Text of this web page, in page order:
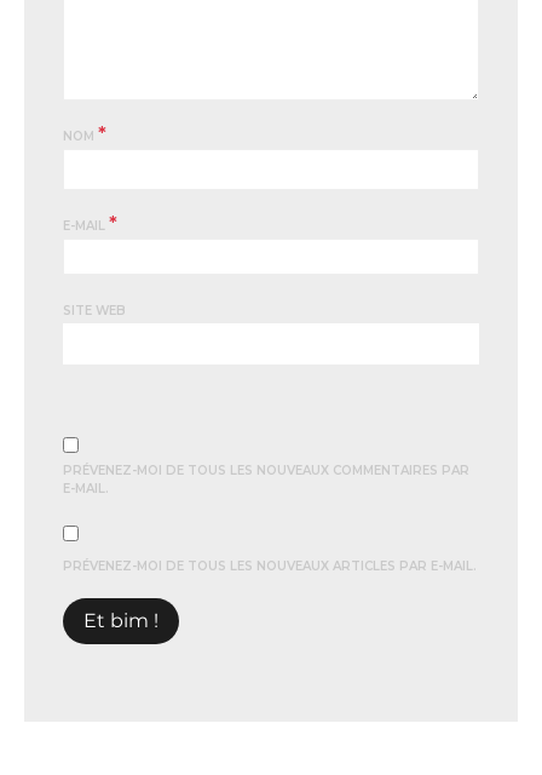
NOM *
E-MAIL *
SITE WEB
PRÉVENEZ-MOI DE TOUS LES NOUVEAUX COMMENTAIRES PAR
E-MAIL.
PRÉVENEZ-MOI DE TOUS LES NOUVEAUX ARTICLES PAR E-MAIL.